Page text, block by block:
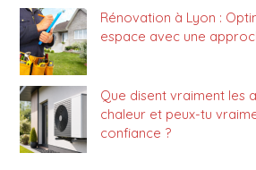
Rénovation à Lyon :
espace avec une
Que disent vraiment les
chaleur et peux-tu
confiance ?